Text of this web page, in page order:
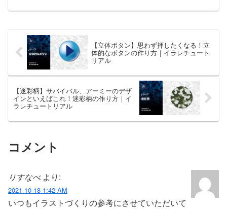
【立体ボタン】思わず押したくなる！立
体的なボタンの作り方｜イラレチュート
リアル
【迷彩柄】サバイバル、アーミーのデザ
インといえばこれ！迷彩柄の作り方｜イ
ラレチュートリアル
コメント
りすなべ より:
2021-10-18 1:42 AM
いつもイラストづくりの参考にさせていただいて